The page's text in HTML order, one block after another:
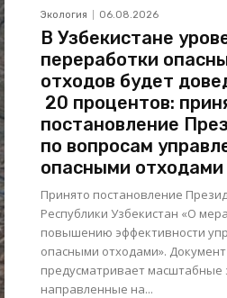
Экология 06.08.2026
В Узбекистане
переработки
отходов будет
20 процентов:
постановление
по вопросам
опасными отходами
Принято постановление
Республики Узбекистан «О
повышению эффективности
опасными отходами». Документ
предусматривает масштабные
направленные на...